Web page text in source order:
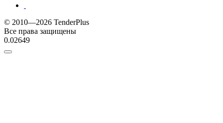
© 2010—2026 TenderPlus
Все права защищены
0.02649